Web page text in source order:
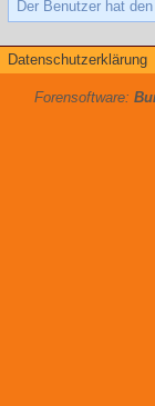
Der Benutzer hat
Datenschutzerklärung
Forensoftware: